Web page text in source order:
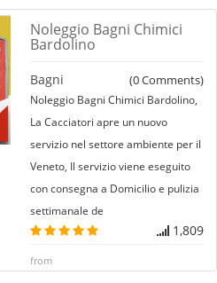
Noleggio Bagni Chimici
Bardolino
Bagni (0Comments)
Noleggio Bagni Chimici Bardolino,
La Cacciatori apre un nuovo
servizio nel settore ambiente per il
Veneto, Il servizio viene eseguito
con consegna a Domicilio e pulizia
settimanale de
1,809
from